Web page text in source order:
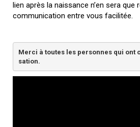
lien après la naissance n’en sera que
communication entre vous facilitée.
Merci à toutes les personnes qui ont
sation.